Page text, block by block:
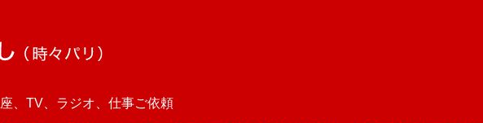
、TV、ラジオ、仕事ご依頼